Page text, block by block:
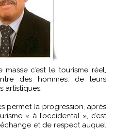
des hommes, de leurs
artistiques.
permet la progression, après
« à l’occidental », c’est
et de respect auquel